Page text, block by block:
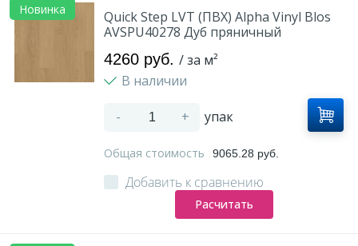
Новинка
Quick Step LVT (ПВХ) Alpha Vinyl Blos
AVSPU40278 Дуб пряничный
4260 руб. / за м²
В наличии
- + упак
Общая стоимость 9065.28 руб.
Добавить к сравнению
Расчитать